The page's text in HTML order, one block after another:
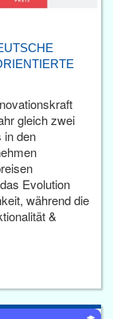
gleich zwei
in den
Evolution
während die
&